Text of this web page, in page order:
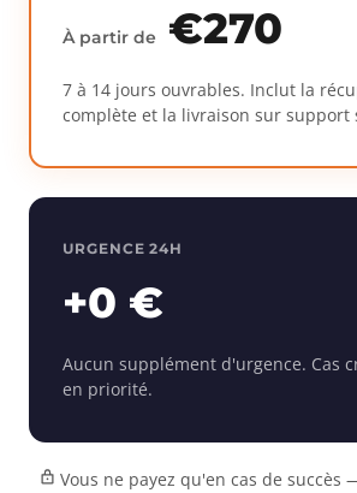
À partir de €270
7 à 14 jours ouvrables. Inclut la
complète et la livraison sur support
URGENCE 24H
+0 €
Aucun supplément d'urgence. Cas
en priorité.
Vous ne payez qu'en cas de succès